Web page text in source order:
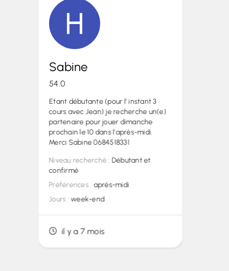
Sabine
54.0
Etant débutante (pour l' instant 3
cours avec Jean) je recherche un(e)
partenaire pour jouer dimanche
prochain le 10 dans l'après-midi.
Merci Sabine 0684518331
Niveau recherché : Débutant et
confirmé
Préférences : après-midi
Jours :week-end
il y a 7 mois